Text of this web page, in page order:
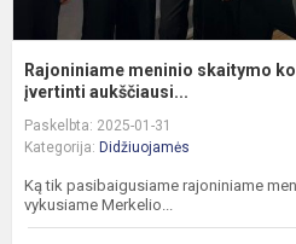
Rajoniniame meninio skaitymo
įvertinti aukščiausi...
Paskelbta: 2025-01-31
Kategorija: Didžiuojamės
Ką tik pasibaigusiame rajoniniame
vykusiame Merkelio...